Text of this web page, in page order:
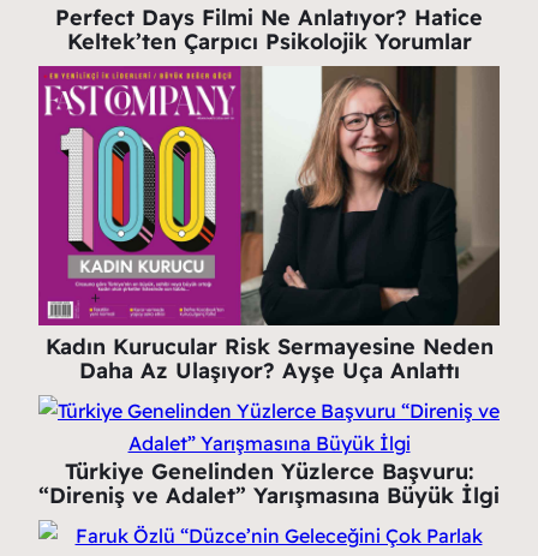
Perfect Days Filmi Ne Anlatıyor? Hatice
Keltek’ten Çarpıcı Psikolojik Yorumlar
Kadın Kurucular Risk Sermayesine Neden
Daha Az Ulaşıyor? Ayşe Uça Anlattı
Türkiye Genelinden Yüzlerce Başvuru:
“Direniş ve Adalet” Yarışmasına Büyük İlgi